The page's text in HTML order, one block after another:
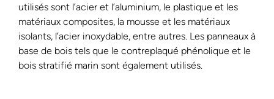
utilisés sont l’acier et l’aluminium, le plastique et les
matériaux composites, la mousse et les matériaux
isolants, l’acier inoxydable, entre autres. Les panneaux à
base de bois tels que le contreplaqué phénolique et le
bois stratifié marin sont également utilisés.